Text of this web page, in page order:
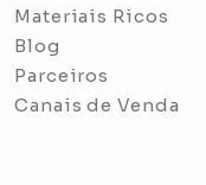
Materiais Ricos
Blog
Parceiros
Canais de Venda